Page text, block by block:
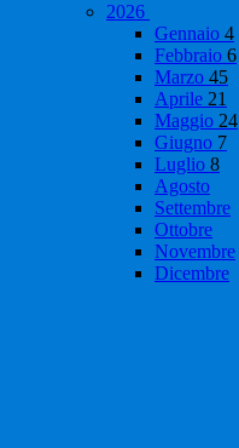
2026
Gennaio 4
Febbraio 6
Marzo 45
Aprile 21
Maggio 24
Giugno 7
Luglio 8
Agosto
Settembre
Ottobre
Novembre
Dicembre